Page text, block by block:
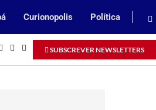
Curionopolis Política
SUBSCREVER NEWSLETTERS